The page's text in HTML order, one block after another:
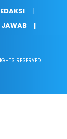
JAWAB
RESERVED